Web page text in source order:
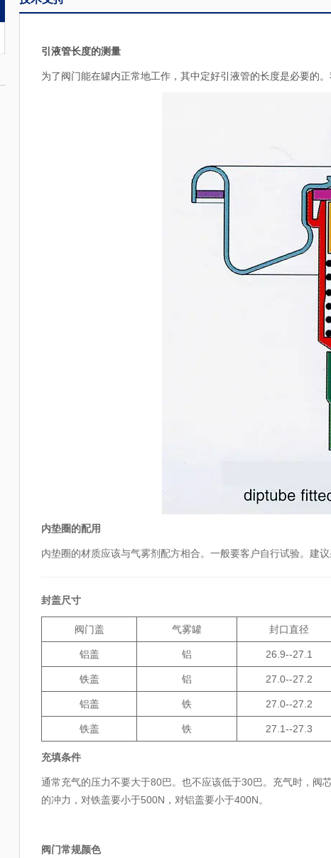
引液管长度的测量
为了阀门能在罐内正常地工作，其中定好引液管的长度是必要的
内垫圈的配用
内垫圈的材质应该与气雾剂配方相合。一般要客户自行试验。建
封盖尺寸
阀门盖 气雾罐 封口直径
铝盖 铝 26.9--27.1
铁盖 铝 27.0--27.2
铝盖 铁 27.0--27.2
铁盖 铁 27.1--27.3
充填条件
通常充气的压力不要大于80巴。也不应该低于30巴。充气时，阀
的冲力，对铁盖要小于500N，对铝盖要小于400N。
阀门常规颜色